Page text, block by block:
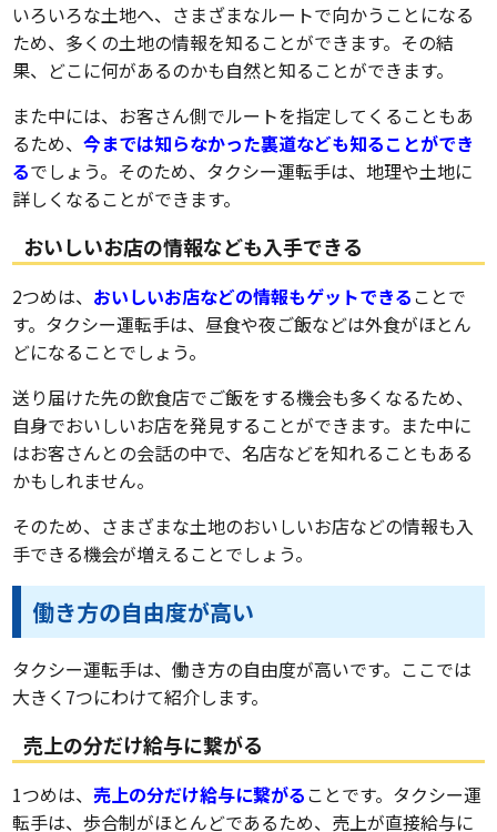
いろいろな土地へ、さまざまなルートで向かうことになる
ため、多くの土地の情報を知ることができます。その結
果、どこに何があるのかも自然と知ることができます。
また中には、お客さん側でルートを指定してくることもあ
るため、今までは知らなかった裏道なども知ることができ
るでしょう。そのため、タクシー運転手は、地理や土地に
詳しくなることができます。
おいしいお店の情報なども入手できる
2つめは、 おいしいお店などの情報もゲットできる ことで
す。タクシー運転手は、昼食や夜ご飯などは外食がほとん
どになることでしょう。
送り届けた先の飲食店でご飯をする機会も多くなるため、
自身でおいしいお店を発見することができます。また中に
はお客さんとの会話の中で、名店などを知れることもある
かもしれません。
そのため、さまざまな土地のおいしいお店などの情報も入
手できる機会が増えることでしょう。
働き方の自由度が高い
タクシー運転手は、働き方の自由度が高いです。ここでは
大きく7つにわけて紹介します。
売上の分だけ給与に繋がる
1つめは、売上の分だけ給与に繋がる ことです。タクシー運
転手は、歩合制がほとんどであるため、売上が直接給与に